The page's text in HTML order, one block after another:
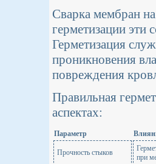
Сварка мембран
герметизации эти
Герметизация
проникновения
повреждения
Правильная
аспектах:
Параметр
Прочность стыков
при